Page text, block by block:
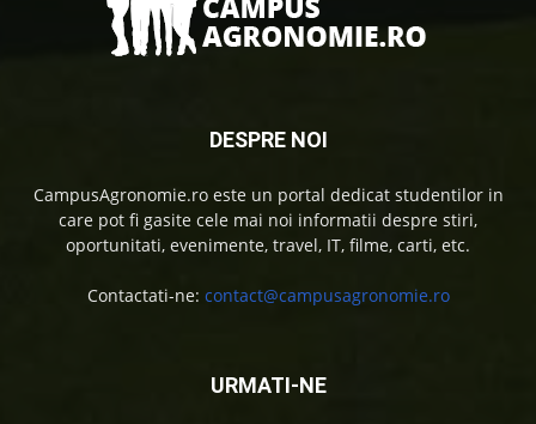
DESPRE NOI
CampusAgronomie.ro este un portal dedicat studentilor in
care pot fi gasite cele mai noi informatii despre stiri,
oportunitati, evenimente, travel, IT, filme, carti, etc.
Contactati-ne: contact@campusagronomie.ro
URMATI-NE